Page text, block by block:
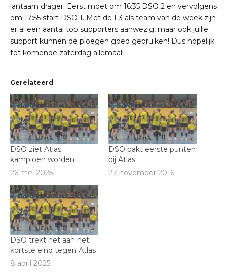
lantaarn drager. Eerst moet om 16:35 DSO 2 en vervolgens
om 17:55 start DSO 1. Met de F3 als team van de week zijn
er al een aantal top supporters aanwezig, maar ook jullie
support kunnen de ploegen goed gebruiken! Dus hopelijk
tot komende zaterdag allemaal!
Gerelateerd
DSO ziet Atlas
kampioen worden
26 mei 2025
DSO pakt eerste punten
bij Atlas
27 november 2016
DSO trekt net aan het
kortste eind tegen Atlas
8 april 2025